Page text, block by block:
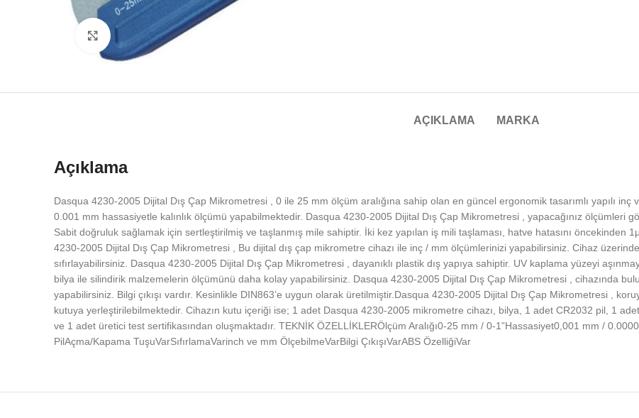
Büyütmek için tıklayın
AÇIKLAMA MARKA
Açıklama
Dasqua 4230-2005 Dijital Dış Çap Mikrometresi , 0 ile 25 mm ölçüm aralığına sahip olan en güncel ergonomik tasarımlı yapılı
0.001 mm hassasiyetle kalınlık ölçümü yapabilmektedir. Dasqua 4230-2005 Dijital Dış Çap Mikrometresi , yapacağınız ölçümleri
Sabit doğruluk sağlamak için sertleştirilmiş ve taşlanmış mile sahiptir. İki kez yapılan iş mili taşlaması, hatve hatasını öncekinden
4230-2005 Dijital Dış Çap Mikrometresi , Bu dijital dış çap mikrometre cihazı ile inç / mm ölçümlerinizi yapabilirsiniz. Cihaz
sıfırlayabilirsiniz. Dasqua 4230-2005 Dijital Dış Çap Mikrometresi , dayanıklı plastik dış yapıya sahiptir. UV kaplama yüzeyi
bilya ile silindirik malzemelerin ölçümünü daha kolay yapabilirsiniz. Dasqua 4230-2005 Dijital Dış Çap Mikrometresi , cihazında
yapabilirsiniz. Bilgi çıkışı vardır. Kesinlikle DIN863’e uygun olarak üretilmiştir.Dasqua 4230-2005 Dijital Dış Çap Mikrometresi ,
kutuya yerleştirilebilmektedir. Cihazın kutu içeriği ise; 1 adet Dasqua 4230-2005 mikrometre cihazı, bilya, 1 adet CR2032 pil, 1
ve 1 adet üretici test sertifikasından oluşmaktadır. TEKNİK ÖZELLİKLERÖlçüm Aralığı0-25 mm / 0-1”Hassasiyet0,001 mm /
PilAçma/Kapama TuşuVarSıfırlamaVarinch ve mm ÖlçebilmeVarBilgi ÇıkışıVarABS ÖzelliğiVar